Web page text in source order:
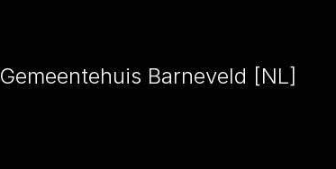
Gemeentehuis Barneveld [NL]